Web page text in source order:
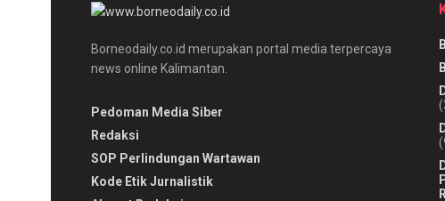
Borneodaily.co.id merupakan portal media terpercaya
news online Kalimantan.
Pedoman Media Siber
Redaksi
SOP Perlindungan Wartawan
Kode Etik Jurnalistik